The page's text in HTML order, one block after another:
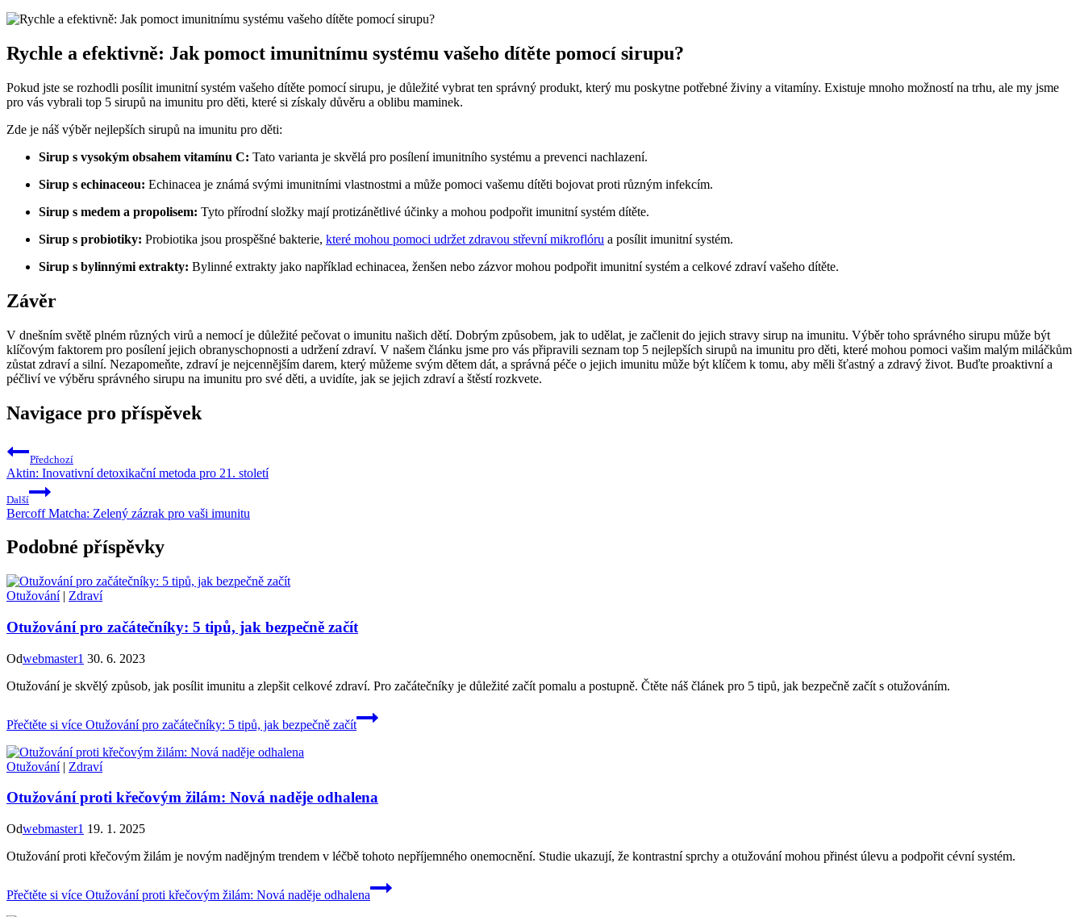
Rychle a efektivně: Jak pomoct imunitnímu systému vašeho dítěte pomocí sirupu?
Pokud jste se rozhodli posílit imunitní systém vašeho dítěte pomocí sirupu, je důležité vybrat ten správný produkt, který mu poskytne potřebné živiny a vitamíny. Existuje mnoho možností na trhu, ale my jsme
pro vás vybrali top 5 sirupů na imunitu pro děti, které si získaly důvěru a oblibu maminek.
Zde je náš výběr nejlepších sirupů na imunitu pro děti:
Sirup s vysokým obsahem vitamínu C: Tato varianta je skvělá pro posílení imunitního systému a prevenci nachlazení.
Sirup s echinaceou: Echinacea je známá svými imunitními vlastnostmi a může pomoci vašemu dítěti bojovat proti různým infekcím.
Sirup s medem a propolisem: Tyto přírodní složky mají protizánětlivé účinky a mohou podpořit imunitní systém dítěte.
Sirup s probiotiky: Probiotika jsou prospěšné bakterie, které mohou pomoci udržet zdravou střevní mikroflóru a posílit imunitní systém.
Sirup s bylinnými extrakty: Bylinné extrakty jako například echinacea, ženšen nebo zázvor mohou podpořit imunitní systém a celkové zdraví vašeho dítěte.
Závěr
V dnešním světě plném různých virů a nemocí je důležité pečovat o imunitu našich dětí. Dobrým způsobem, jak to udělat, je začlenit do jejich stravy sirup na imunitu. Výběr toho správného sirupu může být
klíčovým faktorem pro posílení jejich obranyschopnosti a udržení zdraví. V našem článku jsme pro vás připravili seznam top 5 nejlepších sirupů na imunitu pro děti, které mohou pomoci vašim malým miláčkům
zůstat zdraví a silní. Nezapomeňte, zdraví je nejcennějším darem, který můžeme svým dětem dát, a správná péče o jejich imunitu může být klíčem k tomu, aby měli šťastný a zdravý život. Buďte proaktivní a
péčliví ve výběru správného sirupu na imunitu pro své děti, a uvidíte, jak se jejich zdraví a štěstí rozkvete.
Navigace pro příspěvek
Předchozí
Aktin: Inovativní detoxikační metoda pro 21. století
Další
Bercoff Matcha: Zelený zázrak pro vaši imunitu
Podobné příspěvky
Otužování| Zdraví
Otužování pro začátečníky: 5 tipů, jak bezpečně začít
Odwebmaster1 30. 6. 2023
Otužování je skvělý způsob, jak posílit imunitu a zlepšit celkové zdraví. Pro začátečníky je důležité začít pomalu a postupně. Čtěte náš článek pro 5 tipů, jak bezpečně začít s otužováním.
Přečtěte si více Otužování pro začátečníky: 5 tipů, jak bezpečně začít
Otužování| Zdraví
Otužování proti křečovým žilám: Nová naděje odhalena
Odwebmaster1 19. 1. 2025
Otužování proti křečovým žilám je novým nadějným trendem v léčbě tohoto nepříjemného onemocnění. Studie ukazují, že kontrastní sprchy a otužování mohou přinést úlevu a podpořit cévní systém.
Přečtěte si více Otužování proti křečovým žilám: Nová naděje odhalena